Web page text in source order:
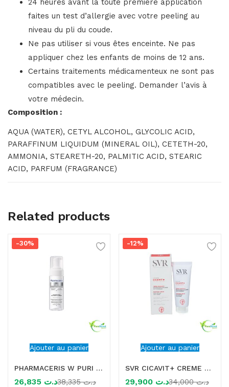
24 heures avant la toute première application
faites un test d’allergie avec votre peeling au
niveau du pli du coude.
Ne pas utiliser si vous êtes enceinte. Ne pas
appliquer chez les enfants de moins de 12 ans.
Certains traitements médicamenteux ne sont pas
compatibles avec le peeling. Demander l’avis à
votre médecin.
Composition :
AQUA (WATER), CETYL ALCOHOL, GLYCOLIC ACID,
PARAFFINUM LIQUIDUM (MINERAL OIL), CETETH-20,
AMMONIA, STEARETH-20, PALMITIC ACID, STEARIC
ACID, PARFUM (FRAGRANCE)
Related products
Ajouter au panier
-30%
PHARMACERIS W PURI ALBUCIN MOUSSE NETTOYANTE ECLAIRCISSANTE 150ML
د.ت د.ت38,335
Ajouter au panier
-12%
SVR CICAVIT+ CREME APAISANTE 40ML
د.ت د.ت34,000